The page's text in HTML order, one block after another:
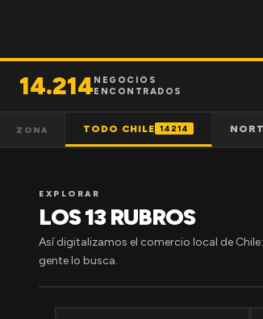
14.214NEGOCIOS
ENCONTRADOS
ZONA TODO CHILE 14214
EXPLORAR
LOS 13 RUBROS
Así digitalizamos el comercio local de
gente lo busca.